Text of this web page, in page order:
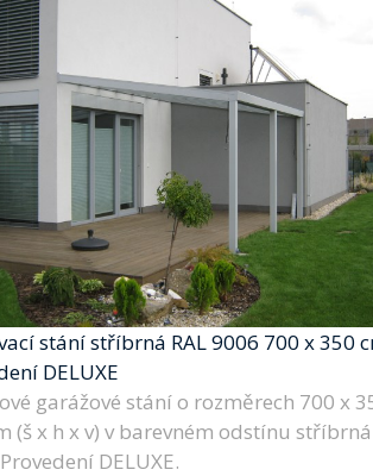
stání stříbrná RAL 9006 700 x 350
DELUXE
garážové stání o rozměrech 700 x
(š x h x v) v barevném odstínu stříbrná
DELUXE.